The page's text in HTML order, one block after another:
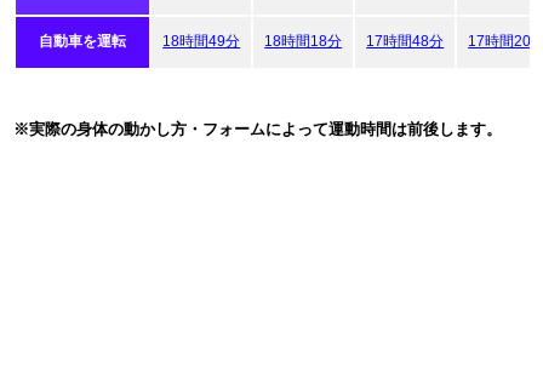
自動車を運転 18時間49分 18時間18分 17時間48分 17時間20
※実際の身体の動かし方・フォームによって運動時間は前後します。